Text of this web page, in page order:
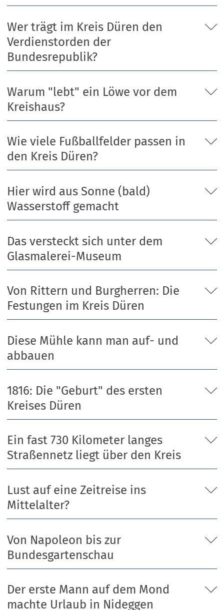
Wer trägt im Kreis Düren den
Verdienstorden der
Bundesrepublik?
Warum "lebt" ein Löwe vor dem
Kreishaus?
Wie viele Fußballfelder passen in
den Kreis Düren?
Hier wird aus Sonne (bald)
Wasserstoff gemacht
Das versteckt sich unter dem
Glasmalerei-Museum
Von Rittern und Burgherren: Die
Festungen im Kreis Düren
Diese Mühle kann man auf- und
abbauen
1816: Die "Geburt" des ersten
Kreises Düren
Ein fast 730 Kilometer langes
Straßennetz liegt über den Kreis
Lust auf eine Zeitreise ins
Mittelalter?
Von Napoleon bis zur
Bundesgartenschau
Der erste Mann auf dem Mond
machte Urlaub in Nideggen